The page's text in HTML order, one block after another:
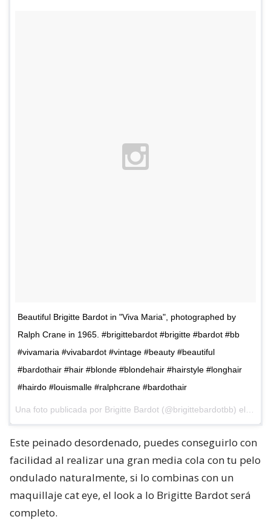
Beautiful Brigitte Bardot in "Viva Maria", photographed by
Ralph Crane in 1965. #brigittebardot #brigitte #bardot #bb
#vivamaria #vivabardot #vintage #beauty #beautiful
#bardothair #hair #blonde #blondehair #hairstyle #longhair
#hairdo #louismalle #ralphcrane #bardothair
Una foto publicada por Brigitte Bardot (@brigittebardotbb) el18
Este peinado desordenado, puedes conseguirlo con
facilidad al realizar una gran media cola con tu pelo
ondulado naturalmente, si lo combinas con un
maquillaje cat eye, el look a lo Brigitte Bardot será
completo.